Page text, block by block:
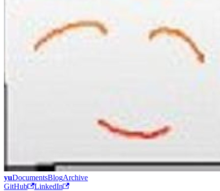
yuDocumentsBlogArchive
GitHub
LinkedIn